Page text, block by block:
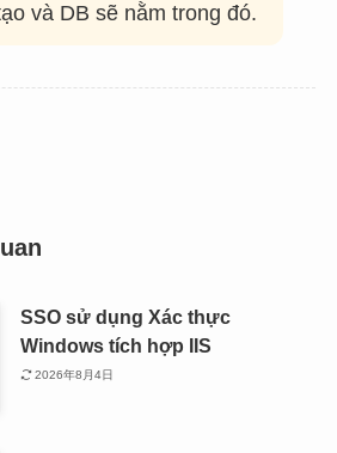
và DB sẽ nằm trong đó.
SSO sử dụng Xác thực
Windows tích hợp IIS
2026年8月4日